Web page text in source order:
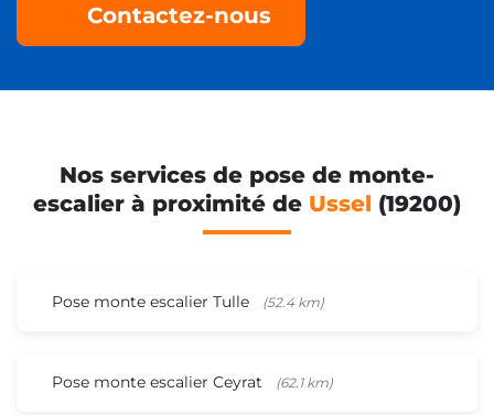
Contactez-nous
Nos services de pose de monte-
escalier à proximité de Ussel (19200)
Pose monte escalier Tulle (52.4 km)
Pose monte escalier Ceyrat (62.1 km)